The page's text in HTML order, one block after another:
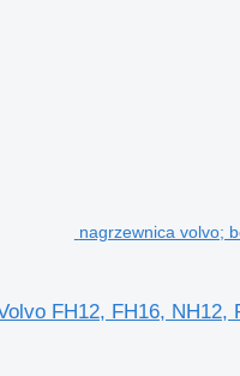
nagrzewnica volvo;
FH12, FH16, NH12,